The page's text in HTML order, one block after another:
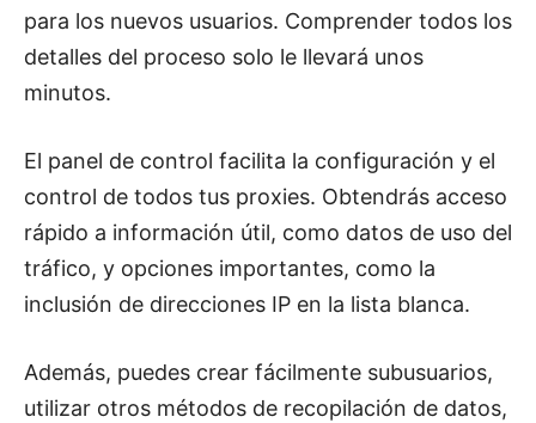
para los nuevos usuarios. Comprender todos los
detalles del proceso solo le llevará unos
minutos.
El panel de control facilita la configuración y el
control de todos tus proxies. Obtendrás acceso
rápido a información útil, como datos de uso del
tráfico, y opciones importantes, como la
inclusión de direcciones IP en la lista blanca.
Además, puedes crear fácilmente subusuarios,
utilizar otros métodos de recopilación de datos,